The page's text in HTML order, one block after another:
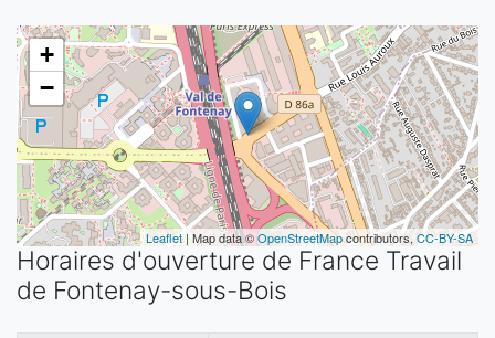
+
−
Leaflet| Map data ©OpenStreetMapcontributors, CC-BY-SA
Horaires d'ouverture de France Travail
de Fontenay-sous-Bois